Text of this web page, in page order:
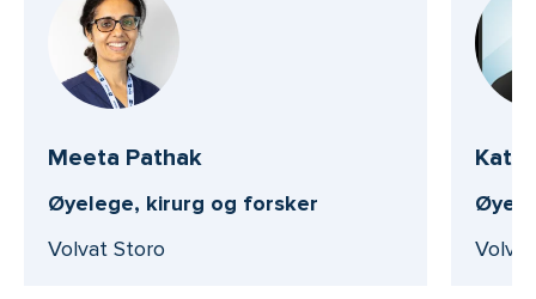
Meeta Pathak
Øyelege, kirurg og forsker
Volvat Storo